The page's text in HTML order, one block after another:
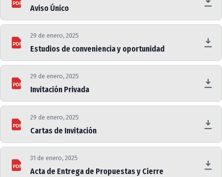
PDF
Aviso Único
PDF
29 de enero, 2025
Estudios de conveniencia y oportunidad
PDF
29 de enero, 2025
Invitación Privada
PDF
29 de enero, 2025
Cartas de Invitación
PDF
31 de enero, 2025
Acta de Entrega de Propuestas y Cierre